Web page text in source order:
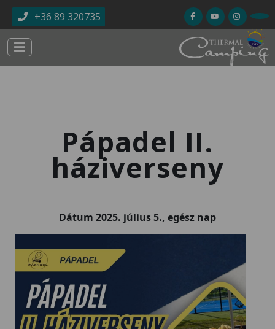
Ugrás a tartalomra
+36 89 320735
Pápadel II.
háziverseny
Dátum 2025. július 5., egész nap